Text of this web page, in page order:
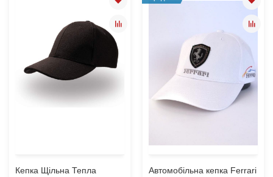
Кепка Щільна Тепла
Автомобільна кепка Ferrari